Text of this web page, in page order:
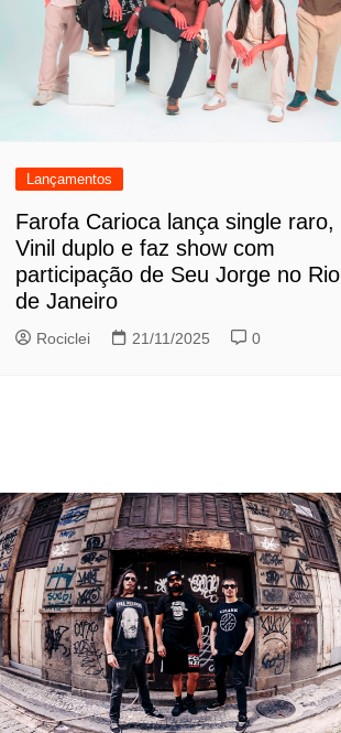
Lançamentos
Farofa Carioca lança single raro,
Vinil duplo e faz show com
participação de Seu Jorge no Rio
de Janeiro
Rociclei 21/11/2025 0